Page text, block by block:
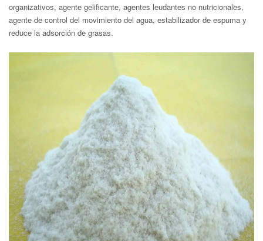
organizativos, agente gelificante, agentes leudantes no nutricionales,
agente de control del movimiento del agua, estabilizador de espuma y
reduce la adsorción de grasas.